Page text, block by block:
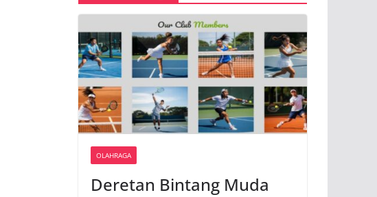
OLAHRAGA
Deretan Bintang Muda